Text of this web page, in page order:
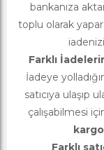
bankanıza
toplu olarak
Farklı
İadeye
satıcıya ulaşıp
çalışabilmesi
Farklı